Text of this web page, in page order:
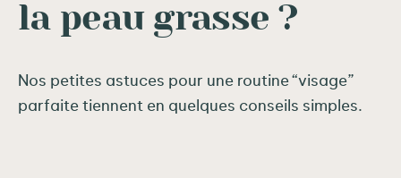
la peau grasse ?
Nos petites astuces pour une routine “visage”
parfaite tiennent en quelques conseils simples.